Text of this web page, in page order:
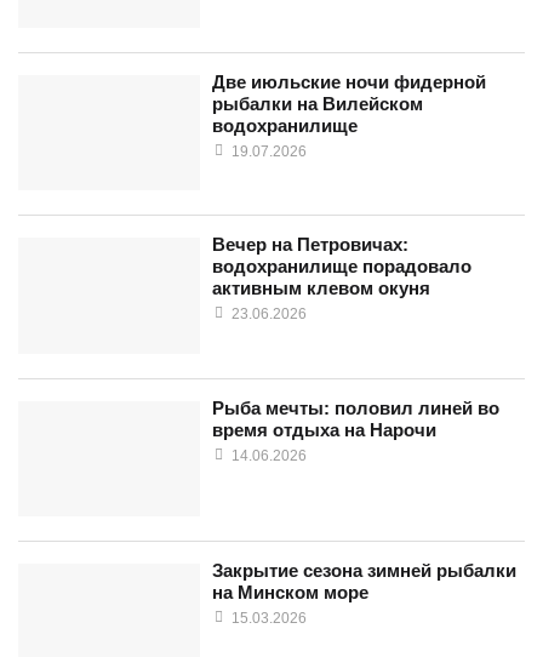
Две июльские ночи фидерной
рыбалки на Вилейском
водохранилище
19.07.2026
Вечер на Петровичах:
водохранилище порадовало
активным клевом окуня
23.06.2026
Рыба мечты: половил линей во
время отдыха на Нарочи
14.06.2026
Закрытие сезона зимней рыбалки
на Минском море
15.03.2026